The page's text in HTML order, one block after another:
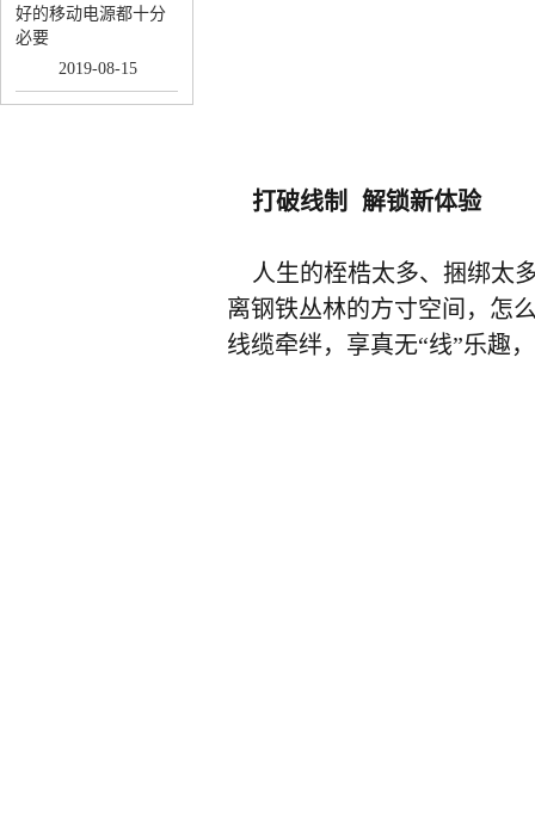
好的移动电源都十分
必要
2019-08-15
打破线制 解锁新体验
人生的桎梏太多、捆绑太
离钢铁丛林的方寸空间，怎
线缆牵绊，享真无“线”乐趣